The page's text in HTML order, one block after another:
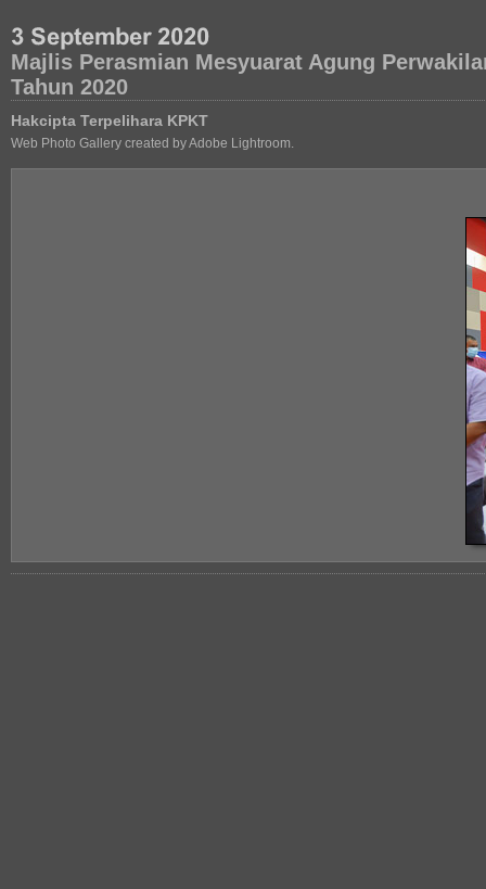
Majlis Perasmian Mesyuarat Agung
Tahun 2020
Hakcipta Terpelihara KPKT
Web Photo Gallery created by Adobe Lightroom.